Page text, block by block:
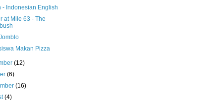
- Indonesian English
at Mile 63 - The
Makan Pizza
(12)
(6)
(16)
(4)